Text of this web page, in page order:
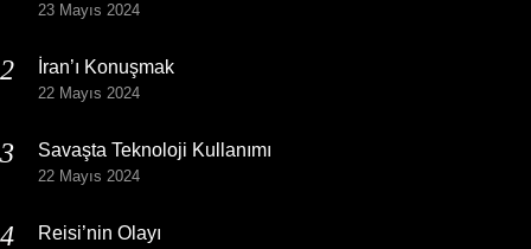
23 Mayıs 2024
İran’ı Konuşmak
22 Mayıs 2024
Savaşta Teknoloji Kullanımı
22 Mayıs 2024
Reisi’nin Olayı